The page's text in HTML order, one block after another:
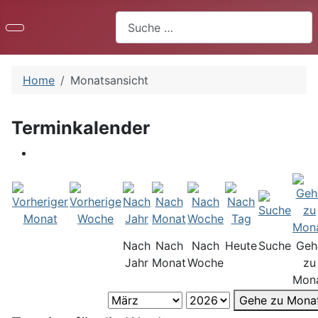
Home Monatsansicht
Terminkalender
Nach
Jahr
Nach
Monat
Nach
Woche
HeuteSuche
zu
Gehe zu